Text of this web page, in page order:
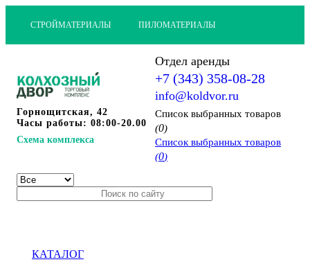
СТРОЙМАТЕРИАЛЫ ПИЛОМАТЕРИАЛЫ
Горнощитская, 42
Часы работы: 08:00-20.00
Схема комплекса
Отдел аренды
+7 (343) 358-08-28
info@koldvor.ru
Cписок выбранных товаров
(0)
Cписок выбранных товаров
(0)
КАТАЛОГ